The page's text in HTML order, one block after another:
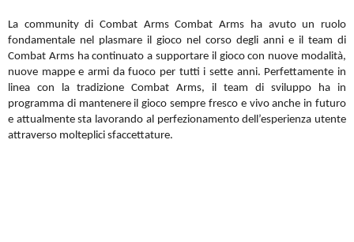
La community di Combat Arms Combat Arms ha avuto un ruolo
fondamentale nel plasmare il gioco nel corso degli anni e il team di
Combat Arms ha continuato a supportare il gioco con nuove modalità,
nuove mappe e armi da fuoco per tutti i sette anni. Perfettamente in
linea con la tradizione Combat Arms, il team di sviluppo ha in
programma di mantenere il gioco sempre fresco e vivo anche in futuro
e attualmente sta lavorando al perfezionamento dell’esperienza utente
attraverso molteplici sfaccettature.